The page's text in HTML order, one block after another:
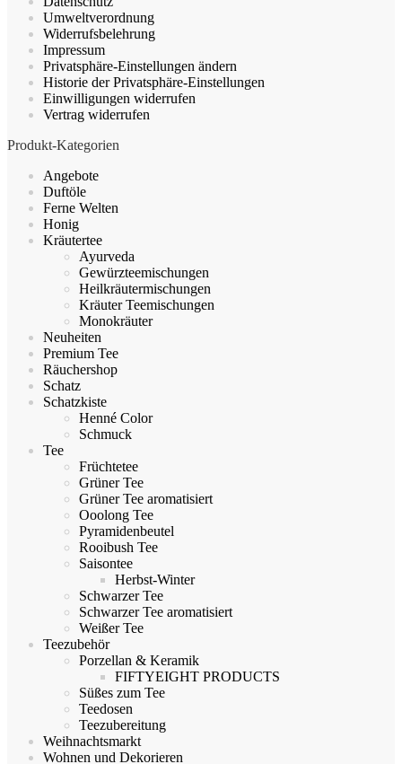
Umweltverordnung
Widerrufsbelehrung
Impressum
Privatsphäre-Einstellungen ändern
Historie der Privatsphäre-Einstellungen
Einwilligungen widerrufen
Vertrag widerrufen
Produkt-Kategorien
Angebote
Duftöle
Ferne Welten
Honig
Kräutertee
Ayurveda
Gewürzteemischungen
Heilkräutermischungen
Kräuter Teemischungen
Monokräuter
Neuheiten
Premium Tee
Räuchershop
Schatz
Schatzkiste
Henné Color
Schmuck
Tee
Früchtetee
Grüner Tee
Grüner Tee aromatisiert
Ooolong Tee
Pyramidenbeutel
Rooibush Tee
Saisontee
Herbst-Winter
Schwarzer Tee
Schwarzer Tee aromatisiert
Weißer Tee
Teezubehör
Porzellan & Keramik
FIFTYEIGHT PRODUCTS
Süßes zum Tee
Teedosen
Teezubereitung
Weihnachtsmarkt
Wohnen und Dekorieren